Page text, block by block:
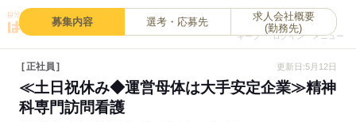
キープ
0
ログイン メニュー
募集内容 選考・応募先
求人会社概要
(勤務先)
正社員 更新日:5月12日
≪土日祝休み◆運営母体は大手安定企業≫精神
科専門訪問看護